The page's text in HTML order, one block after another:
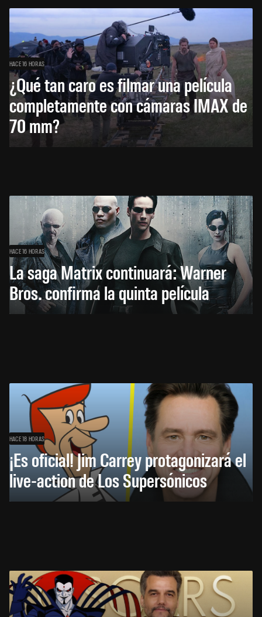
HACE 16 HORAS
¿Qué tan caro es filmar una película
completamente con cámaras IMAX de
70 mm?
HACE 16 HORAS
La saga Matrix continuará: Warner
Bros. confirma la quinta película
HACE 18 HORAS
¡Es oficial! Jim Carrey protagonizará el
live-action de Los Supersónicos